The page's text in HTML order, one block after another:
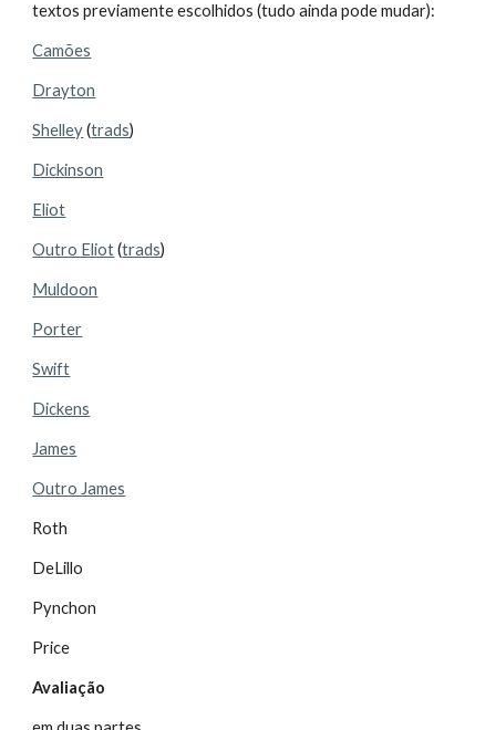
textos previamente escolhidos (tudo ainda pode mudar):
Camões
Drayton
Shelley(trads)
Dickinson
Eliot
Outro Eliot(trads)
Muldoon
Porter
Swift
Dickens
James
Outro James
Roth
DeLillo
Pynchon
Price
Avaliação